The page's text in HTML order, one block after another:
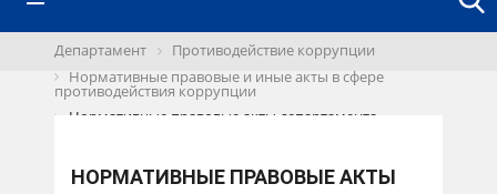
Департамент
Противодействие коррупции
Нормативные правовые и иные акты в сфере
противодействия коррупции
Нормативные правовые акты департамента
НОРМАТИВНЫЕ ПРАВОВЫЕ АКТЫ